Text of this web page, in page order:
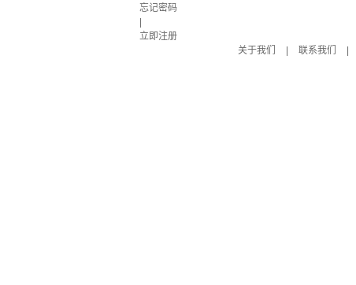
忘记密码
立即注册
关于我们
联系我们